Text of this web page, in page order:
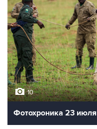
10
Фотохроника 23 июля